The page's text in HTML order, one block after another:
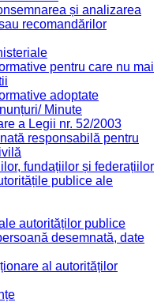
și analizarea
recomandărilor
pentru care nu mai
adoptate
Minute
a Legii nr. 52/2003
responsabilă pentru
fundațiilor și federațiilor
publice ale
autorităților publice
desemnată, date
al autorităților